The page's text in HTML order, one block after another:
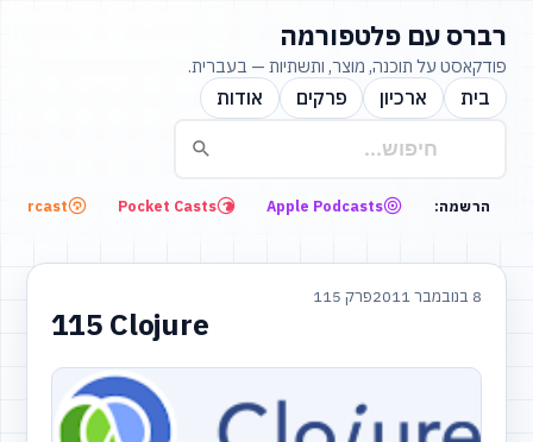
רברס עם פלטפורמה
פודקאסט על תוכנה, מוצר, ותשתיות — בעברית.
בית ארכיון פרקים אודות
הרשמה: Apple Podcasts
Pocket Casts
8 בנובמבר 2011 פרק 115
115 Clojure